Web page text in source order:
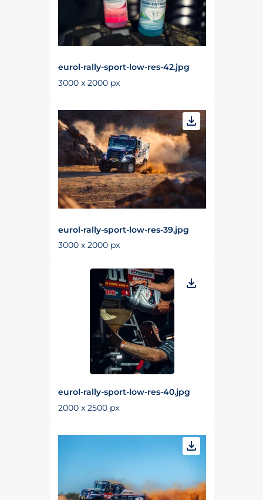
eurol-rally-sport-low-res-42.jpg
3000 x 2000 px
eurol-rally-sport-low-res-39.jpg
3000 x 2000 px
eurol-rally-sport-low-res-40.jpg
2000 x 2500 px